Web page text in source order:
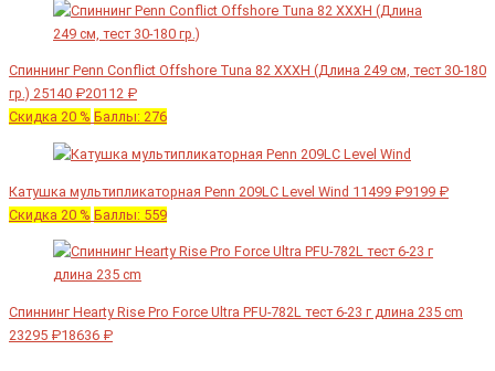
Спиннинг Penn Conflict Offshore Tuna 82 XXXH (Длина 249 см, тест 30-180
гр.) 25140 ₽20112 ₽
Скидка 20 % Баллы: 276
Катушка мультипликаторная Penn 209LC Level Wind 11499 ₽9199 ₽
Скидка 20 % Баллы: 559
Спиннинг Hearty Rise Pro Force Ultra PFU-782L тест 6-23 г длина 235 cm
23295 ₽18636 ₽